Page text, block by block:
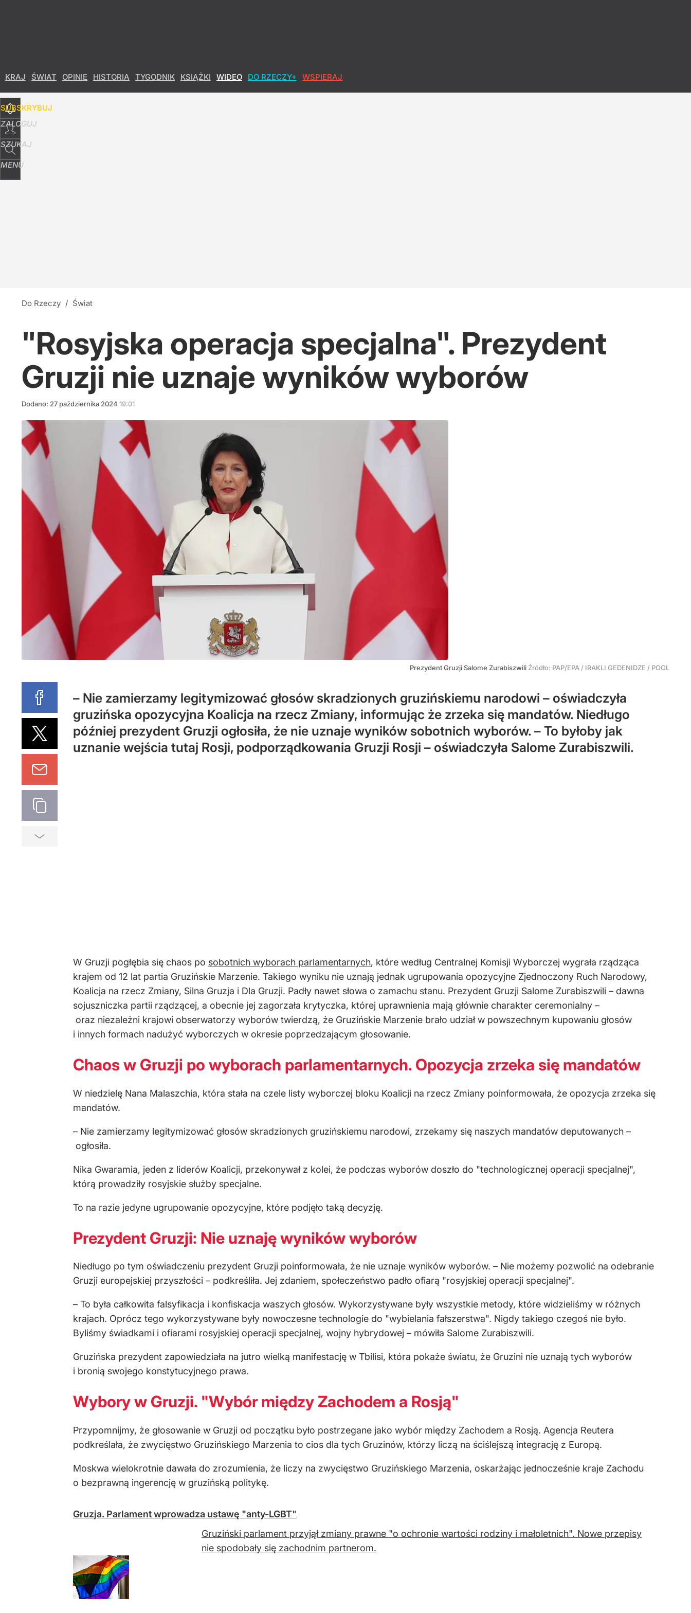
KRAJ ŚWIAT OPINIE HISTORIA TYGODNIK KSIĄŻKI WIDEO DO RZECZY+ WSPIERAJ
SUBSKRYBUJ
ZALOGUJ
SZUKAJ
MENU
Do Rzeczy / Świat
"Rosyjska operacja specjalna". Prezydent
Gruzji nie uznaje wyników wyborów
Dodano: 27 października 2024 19:01
Prezydent Gruzji Salome Zurabiszwili Źródło: PAP/EPA / IRAKLI GEDENIDZE / POOL
– Nie zamierzamy legitymizować głosów skradzionych gruzińskiemu narodowi – oświadczyła
gruzińska opozycyjna Koalicja na rzecz Zmiany, informując że zrzeka się mandatów. Niedługo
później prezydent Gruzji ogłosiła, że nie uznaje wyników sobotnich wyborów. – To byłoby jak
uznanie wejścia tutaj Rosji, podporządkowania Gruzji Rosji – oświadczyła Salome Zurabiszwili.
W Gruzji pogłębia się chaos po sobotnich wyborach parlamentarnych, które według Centralnej Komisji Wyborczej wygrała rządząca
krajem od 12 lat partia Gruzińskie Marzenie. Takiego wyniku nie uznają jednak ugrupowania opozycyjne Zjednoczony Ruch Narodowy,
Koalicja na rzecz Zmiany, Silna Gruzja i Dla Gruzji. Padły nawet słowa o zamachu stanu. Prezydent Gruzji Salome Zurabiszwili – dawna
sojuszniczka partii rządzącej, a obecnie jej zagorzała krytyczka, której uprawnienia mają głównie charakter ceremonialny –
oraz niezależni krajowi obserwatorzy wyborów twierdzą, że Gruzińskie Marzenie brało udział w powszechnym kupowaniu głosów
i innych formach nadużyć wyborczych w okresie poprzedzającym głosowanie.
Chaos w Gruzji po wyborach parlamentarnych. Opozycja zrzeka się mandatów
W niedzielę Nana Malaszchia, która stała na czele listy wyborczej bloku Koalicji na rzecz Zmiany poinformowała, że opozycja zrzeka się
mandatów.
– Nie zamierzamy legitymizować głosów skradzionych gruzińskiemu narodowi, zrzekamy się naszych mandatów deputowanych –
ogłosiła.
Nika Gwaramia, jeden z liderów Koalicji, przekonywał z kolei, że podczas wyborów doszło do "technologicznej operacji specjalnej",
którą prowadziły rosyjskie służby specjalne.
To na razie jedyne ugrupowanie opozycyjne, które podjęło taką decyzję.
Prezydent Gruzji: Nie uznaję wyników wyborów
Niedługo po tym oświadczeniu prezydent Gruzji poinformowała, że nie uznaje wyników wyborów. – Nie możemy pozwolić na odebranie
Gruzji europejskiej przyszłości – podkreśliła. Jej zdaniem, społeczeństwo padło ofiarą "rosyjskiej operacji specjalnej".
– To była całkowita falsyfikacja i konfiskacja waszych głosów. Wykorzystywane były wszystkie metody, które widzieliśmy w różnych
krajach. Oprócz tego wykorzystywane były nowoczesne technologie do "wybielania fałszerstwa". Nigdy takiego czegoś nie było.
Byliśmy świadkami i ofiarami rosyjskiej operacji specjalnej, wojny hybrydowej – mówiła Salome Zurabiszwili.
Gruzińska prezydent zapowiedziała na jutro wielką manifestację w Tbilisi, która pokaże światu, że Gruzini nie uznają tych wyborów
i bronią swojego konstytucyjnego prawa.
Wybory w Gruzji. "Wybór między Zachodem a Rosją"
Przypomnijmy, że głosowanie w Gruzji od początku było postrzegane jako wybór między Zachodem a Rosją. Agencja Reutera
podkreślała, że zwycięstwo Gruzińskiego Marzenia to cios dla tych Gruzinów, którzy liczą na ściślejszą integrację z Europą.
Moskwa wielokrotnie dawała do zrozumienia, że liczy na zwycięstwo Gruzińskiego Marzenia, oskarżając jednocześnie kraje Zachodu
o bezprawną ingerencję w gruzińską politykę.
Gruzja. Parlament wprowadza ustawę "anty-LGBT"
Gruziński parlament przyjął zmiany prawne "o ochronie wartości rodziny i małoletnich". Nowe przepisy
nie spodobały się zachodnim partnerom.